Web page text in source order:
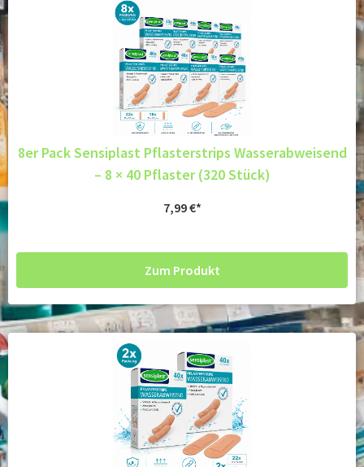
8er Pack Sensiplast Pflasterstrips Wasserabweisend
– 8 × 40 Pflaster (320 Stück)
7,99€
Zum Produkt